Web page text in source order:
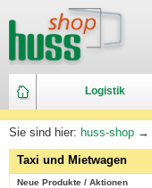
Logistik
Sie sind hier: huss-shop →
Taxi und Mietwagen
Neue Produkte / Aktionen